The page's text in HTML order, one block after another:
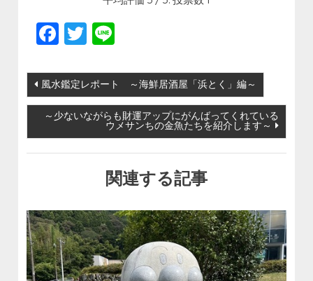
Facebook
Twitter
投稿ナビゲーション
風水鑑定レポート ～海鮮居酒屋「浜とく」編～
～少ないながらも財運アップにがんばってくれている
ウメサンちの金魚たちを紹介します～
関連する記事